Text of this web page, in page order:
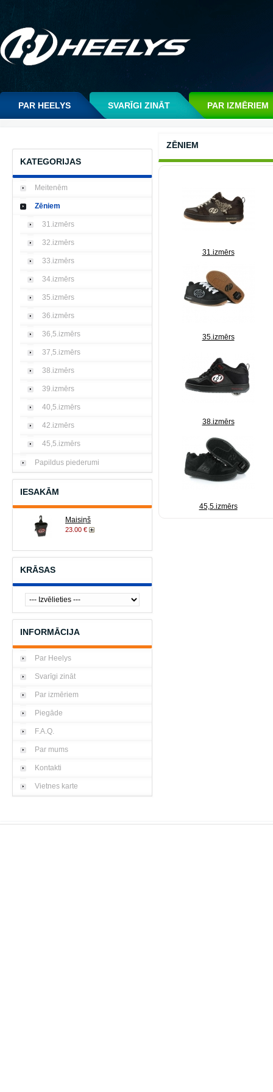
PAR HEELYS SVARĪGI ZINĀT PAR IZMĒRIEM
KATEGORIJAS
Meitenēm
Zēniem
31.izmērs
32.izmērs
33.izmērs
34.izmērs
35.izmērs
36.izmērs
36,5.izmērs
37,5.izmērs
38.izmērs
39.izmērs
40,5.izmērs
42.izmērs
45,5.izmērs
Papildus piederumi
IESAKĀM
Maisiņš
23.00 €
KRĀSAS
INFORMĀCIJA
Par Heelys
Svarīgi zināt
Par izmēriem
Piegāde
F.A.Q.
Par mums
Kontakti
Vietnes karte
ZĒNIEM
31.izmērs
35.izmērs
38.izmērs
45,5.izmērs